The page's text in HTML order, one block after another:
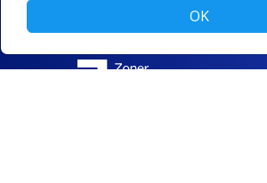
OK